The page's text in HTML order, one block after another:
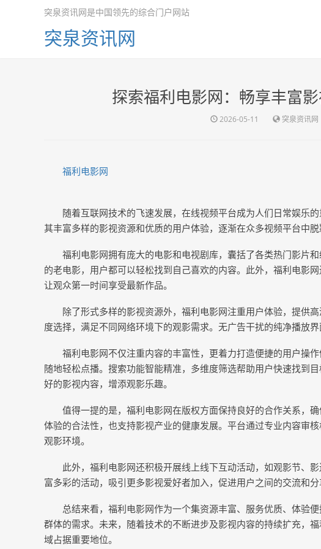
突泉资讯网是中国领先的综合门户网站
突泉资讯网
探索福利电影网：畅享丰富
2026-05-11 突泉资讯网
福利电影网
随着互联网技术的飞速发展，在线视频平台成为人们日常娱乐
其丰富多样的影视资源和优质的用户体验，逐渐在众多视频平台中
福利电影网拥有庞大的电影和电视剧库，囊括了各类热门影片
的老电影，用户都可以轻松找到自己喜欢的内容。此外，福利电影
让观众第一时间享受最新作品。
除了形式多样的影视资源外，福利电影网注重用户体验，提供
度选择，满足不同网络环境下的观影需求。无广告干扰的纯净播放
福利电影网不仅注重内容的丰富性，更着力打造便捷的用户操
随地轻松点播。搜索功能智能精准，多维度筛选帮助用户快速找到
好的影视内容，增添观影乐趣。
值得一提的是，福利电影网在版权方面保持良好的合作关系，
体验的合法性，也支持影视产业的健康发展。平台通过专业内容审
观影环境。
此外，福利电影网还积极开展线上线下互动活动，如观影节、
富多彩的活动，吸引更多影视爱好者加入，促进用户之间的交流和
总结来看，福利电影网作为一个集资源丰富、服务优质、体验
群体的需求。未来，随着技术的不断进步及影视内容的持续扩充，
域占据重要地位。